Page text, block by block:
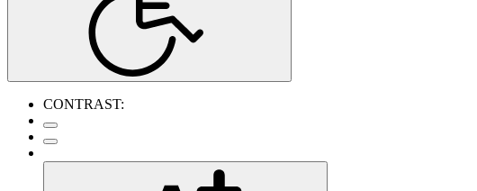
CONTRAST: